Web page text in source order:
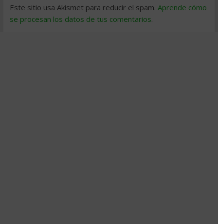
Este sitio usa Akismet para reducir el spam. Aprende cómo
se procesan los datos de tus comentarios.